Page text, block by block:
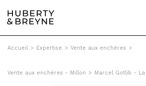
Accueil > Expertise > Vente aux enchères >
Vente aux enchères - Millon > Marcel Gotlib -